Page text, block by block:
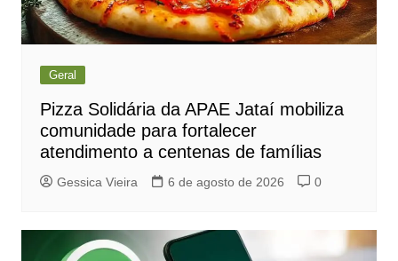
Geral
Pizza Solidária da APAE Jataí mobiliza
comunidade para fortalecer
atendimento a centenas de famílias
Gessica Vieira 6 de agosto de 2026 0